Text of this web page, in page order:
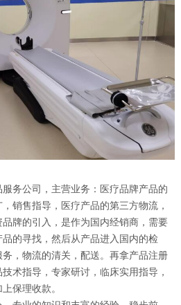
务公司，主营业务：医疗品牌产品的
销售指导，医疗产品的第三方物流，
牌的引入，是作为国内经销商，需要
的寻找，然后从产品进入国内的检
，物流的清关，配送。再拿产品注册
术指导，专家研讨，临床实用指导，
保理收款。